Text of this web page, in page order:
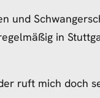
und
in
ruft mich doch